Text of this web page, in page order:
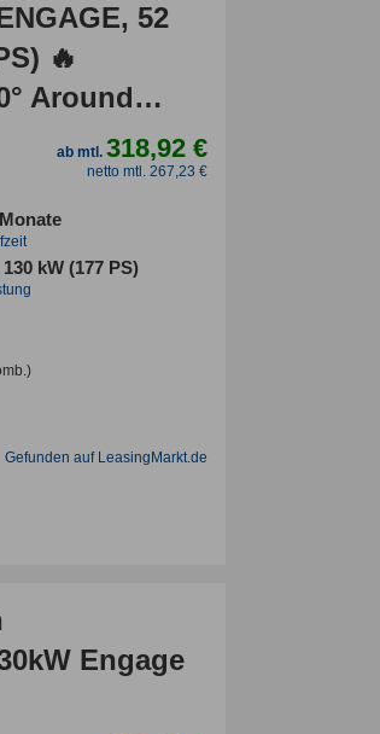
52
🔥
Around
ab mtl.318,92 €
netto mtl. 267,23 €
kW (177 PS)
Gefunden auf LeasingMarkt.de
Engage